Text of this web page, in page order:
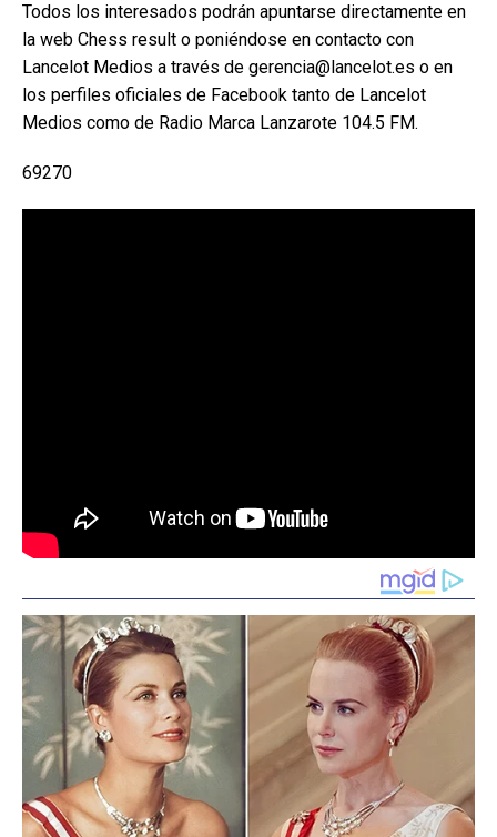
Todos los interesados podrán apuntarse directamente en
la web Chess result o poniéndose en contacto con
Lancelot Medios a través de gerencia@lancelot.es o en
los perfiles oficiales de Facebook tanto de Lancelot
Medios como de Radio Marca Lanzarote 104.5 FM.
69270